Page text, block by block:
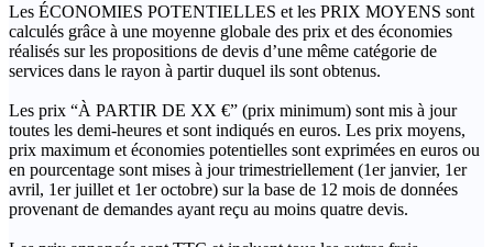
Les ÉCONOMIES POTENTIELLES et les PRIX MOYENS sont
calculés grâce à une moyenne globale des prix et des économies
réalisés sur les propositions de devis d’une même catégorie de
services dans le rayon à partir duquel ils sont obtenus.
Les prix “À PARTIR DE XX €” (prix minimum) sont mis à jour
toutes les demi-heures et sont indiqués en euros. Les prix moyens,
prix maximum et économies potentielles sont exprimées en euros ou
en pourcentage sont mises à jour trimestriellement (1er janvier, 1er
avril, 1er juillet et 1er octobre) sur la base de 12 mois de données
provenant de demandes ayant reçu au moins quatre devis.